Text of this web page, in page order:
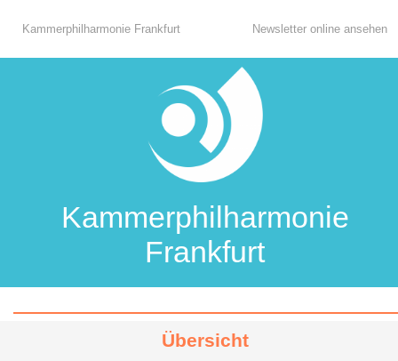
Kammerphilharmonie Frankfurt Newsletter online ansehen
Kammerphilharmonie
Frankfurt
Übersicht